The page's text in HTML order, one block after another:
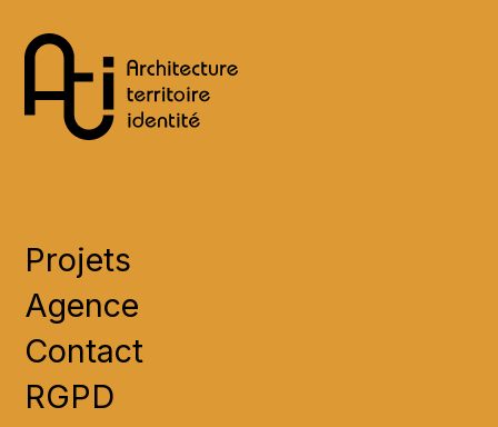
Projets
Agence
Contact
RGPD